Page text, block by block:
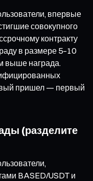
впервые
совокупного
контракту
в размере 5–10
выше награда.
пришел — первый
(разделите
BASED/USDT и